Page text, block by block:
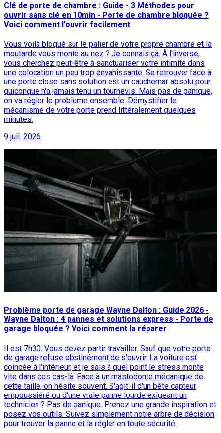
Clé de porte de chambre : Guide - 3 Méthodes pour
ouvrir sans clé en 10min - Porte de chambre bloquée ?
Voici comment l'ouvrir facilement
Vous voilà bloqué sur le palier de votre propre chambre et la
moutarde vous monte au nez ? Je connais ça. À l'inverse,
vous cherchez peut-être à sanctuariser votre intimité dans
une colocation un peu trop envahissante. Se retrouver face à
une porte close sans solution est un cauchemar absolu pour
quiconque n'a jamais tenu un tournevis. Mais pas de panique,
on va régler le problème ensemble. Démystifier le
mécanisme de votre porte prend littéralement quelques
minutes.
9 juil. 2026
Problème porte de garage Wayne Dalton : Guide 2026 -
Wayne Dalton : 4 pannes et solutions express - Porte de
garage bloquée ? Voici comment la réparer
Il est 7h30. Vous devez partir travailler. Sauf que votre porte
de garage refuse obstinément de s'ouvrir. La voiture est
coincée à l'intérieur, et je sais à quel point le stress monte
vite dans ces cas-là. Face à un mastodonte mécanique de
cette taille, on hésite souvent. S'agit-il d'un bête capteur
empoussiéré ou d'une vraie panne lourde exigeant un
technicien ? Pas de panique. Prenez une grande inspiration et
posez vos outils. Suivez simplement notre arbre de décision
pour trouver la panne et la régler en toute sécurité.